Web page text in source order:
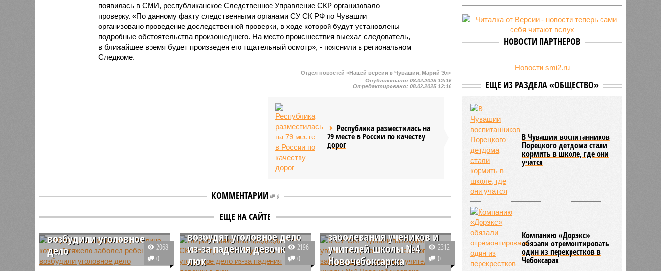
появилась в СМИ, республиканское Следственное Управление СКР организовало
проверку. «По данному факту следственными органами СУ СК РФ по Чувашии
организовано проведение доследственной проверки, в ходе которой будут установлены
подробные обстоятельства произошедшего. На место происшествия выехал следователь,
в ближайшее время будет произведен его тщательный осмотр», - пояснили в региональном
Следкоме.
Отдел новостей «Нашей версии в Чувашии, Марий Эл»
Опубликовано:08.02.2025 12:16
Отредактировано:08.02.2025 12:16
Республика разместилась на
79 месте в России по качеству
дорог
КОММЕНТАРИИ 0
ЕЩЕ НА САЙТЕ
В Чувашии на медсестру,
по вине которой тяжело
возбудили уголовное
дело
После вмешательства
2068
0
По распоряжению
председателя СКР
Бастрыкина в Чувашии
возбудят уголовное дело
из-за падения девочки в
люк
2196
0
В СУ СКР Чуваши
дело из-за массового
заболевания учеников и
учителей школы №4
Новочебоксарска
2312
0
27/07
Чувашские врачи выходили
младенца массой 745 граммов
Чувашские аграрии начали уборку
урожая
НОВОСТИ ПАРТНЕРОВ
Новости smi2.ru
ЕЩЕ ИЗ РАЗДЕЛА «ОБЩЕСТВО»
В Чувашии воспитанников
Порецкого детдома стали
кормить в школе, где они
учатся
Компанию «Дорэкс»
обязали отремонтировать
один из перекрестков в
Чебоксарах